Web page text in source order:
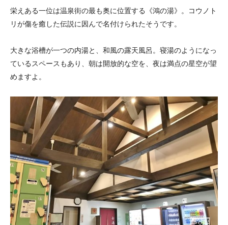
栄えある一位は温泉街の最も奥に位置する《鴻の湯》。コウノト
リが傷を癒した伝説に因んで名付けられたそうです。
大きな浴槽が一つの内湯と、和風の露天風呂。寝湯のようになっ
ているスペースもあり、朝は開放的な空を、夜は満点の星空が望
めますよ。